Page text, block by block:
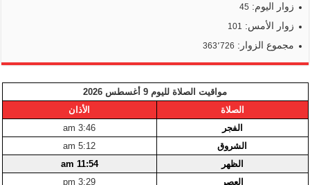
زوار اليوم: 45
زوار الأمس: 101
مجموع الزوار: 363٬726
مواقيت الصلاة لليوم 9 أغسطس 2026
الصلاة
الأذان
الفجر
3:46 am
الشروق
5:12 am
الظهر
11:54 am
العصر
3:29 pm